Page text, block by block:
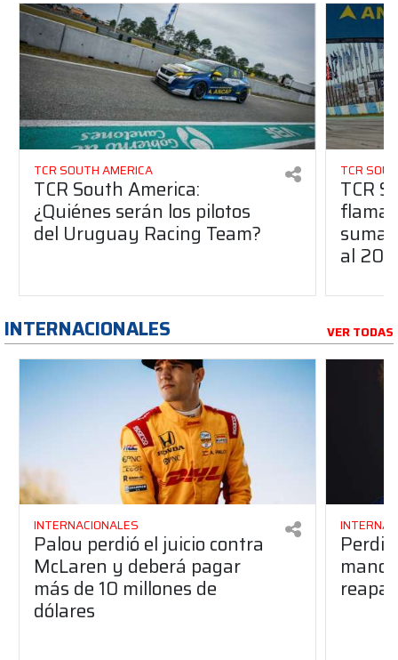
TCR SOUTH AMERICA
TCR South America:
¿Quiénes serán los pilotos
del Uruguay Racing Team?
TCR
TCR
suma
al
INTERNACIONALES VER TODAS
INTERNACIONALES
Palou perdió el juicio contra
McLaren y deberá pagar
más de 10 millones de
dólares